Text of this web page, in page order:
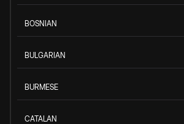
BOSNIAN
BULGARIAN
BURMESE
CATALAN